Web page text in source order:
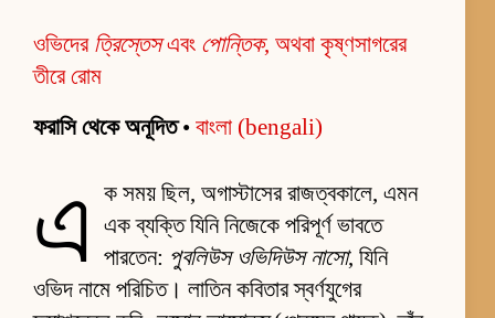
ওভিদের ত্রিস্তেসএবং পোন্তিক, অথবা কৃষ্ণসাগরের
তীরে রোম
ফরাসি থেকে অনূদিত• বাংলা (bengali)
এ
ক সময় ছিল, অগাস্টাসের রাজত্বকালে, এমন
এক ব্যক্তি যিনি নিজেকে পরিপূর্ণ ভাবতে
পারতেন: পুবলিউস ওভিদিউস নাসো, যিনি
ওভিদ নামে পরিচিত। লাতিন কবিতার স্বর্ণযুগের